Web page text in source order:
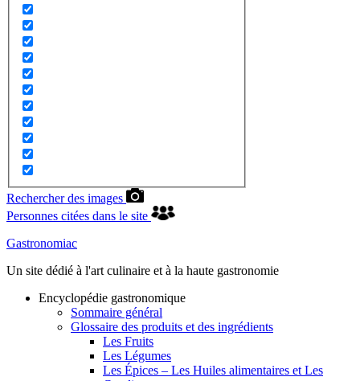
Rechercher des images
Personnes citées dans le site
Gastronomiac
Un site dédié à l'art culinaire et à la haute gastronomie
Encyclopédie gastronomique
Sommaire général
Glossaire des produits et des ingrédients
Les Fruits
Les Légumes
Les Épices – Les Huiles alimentaires et Les